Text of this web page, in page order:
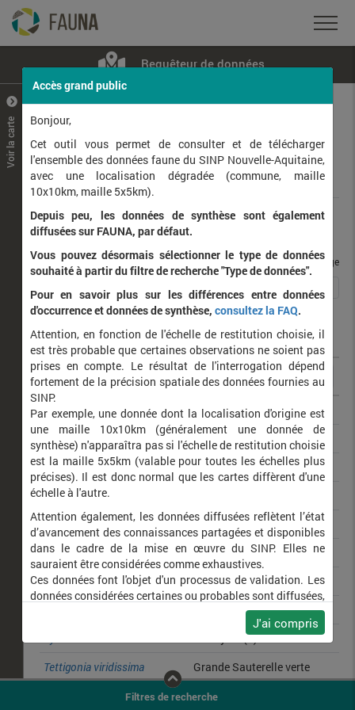
Requêteur de données
+
–
Voir la carte
Données
Rang taxonomique :
Affichage de1à 25sur 161
taxons / page
6
Nom latin Nom vernaculaire
Phengaris arion
Azuré du Serpolet (L')
Argynnis paphia
Tabac d'Espagne (Le)
Phylloscopus collybita
Pouillot véloce
Buteo buteo
Macroglossum stellatarum
Moro-Sphinx (Le)
Maniola jurtina
Myrtil (Le)
Melanargia galathea
Demi-Deuil (Le)
Point de Hongrie (Le)
Amaryllis (L')
Tettigonia viridissima
Grande Sauterelle verte
Piéride du Lotier (La)
Filtres de recherche
Accès grand public
Bonjour,
Cet outil vous permet de consulter et de télécharger
l'ensemble des données faune du SINP Nouvelle-Aquitaine,
avec une localisation dégradée (commune, maille
10x10km, maille 5x5km).
Depuis peu, les données de synthèse sont également
diffusées sur FAUNA, par défaut.
Vous pouvez désormais sélectionner le type de données
souhaité à partir du filtre de recherche "Type de données".
Pour en savoir plus sur les différences entre données
d'occurrence et données de synthèse, consultez la FAQ.
Attention, en fonction de l'échelle de restitution choisie, il
est très probable que certaines observations ne soient pas
prises en compte. Le résultat de l'interrogation dépend
fortement de la précision spatiale des données fournies au
SINP.
Par exemple, une donnée dont la localisation d'origine est
une maille 10x10km (généralement une donnée de
synthèse) n'apparaîtra pas si l'échelle de restitution choisie
est la maille 5x5km (valable pour toutes les échelles plus
précises). Il est donc normal que les cartes diffèrent d'une
échelle à l'autre.
Attention également, les données diffusées reflètent l’état
d’avancement des connaissances partagées et disponibles
dans le cadre de la mise en œuvre du SINP. Elles ne
sauraient être considérées comme exhaustives.
Ces données font l'objet d'un processus de validation. Les
données considérées certaines ou probables sont diffusées,
ainsi que celles pour lesquelles la méthode n'est pas
J'ai compris